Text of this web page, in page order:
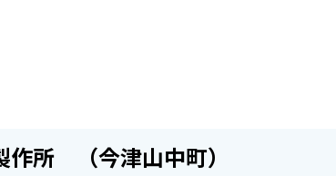
作所 （今津山中町）